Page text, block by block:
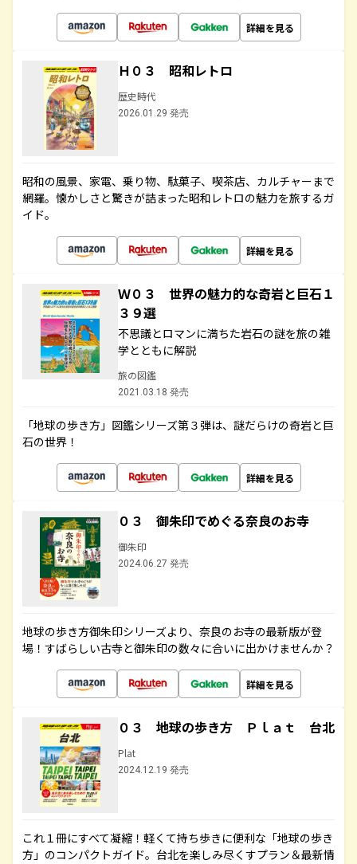
詳細を見る
Ｈ０３ 昭和レトロ
歴史時代
2026.01.29 発売
昭和の風景、家電、乗り物、駄菓子、喫茶店、カルチャーまで
網羅。懐かしさと驚きが詰まった昭和レトロの魅力を旅するガ
イド。
詳細を見る
Ｗ０３ 世界の魅力的な奇岩と巨石１
３９選
不思議とロマンに満ちた岩石の謎を旅の雑
学とともに解説
旅の図鑑
2021.03.18 発売
「地球の歩き方」図鑑シリーズ第３弾は、謎だらけの奇岩と巨
石の世界！
詳細を見る
０３ 御朱印でめぐる奈良のお寺
御朱印
2024.06.27 発売
地球の歩き方御朱印シリーズより、奈良のお寺の最新版が登
場！すばらしい古寺と御朱印の数々に合いに出かけませんか？
詳細を見る
０３ 地球の歩き方 Ｐｌａｔ 台北
Plat
2024.12.19 発売
これ１冊にすべて凝縮！軽くて持ち歩きに便利な「地球の歩き
方」のコンパクトガイド。台北を楽しみ尽くすプラン＆最新情